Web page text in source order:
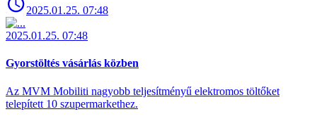
2025.01.25. 07:48
2025.01.25. 07:48
Gyorstöltés vásárlás közben
Az MVM Mobiliti nagyobb teljesítményű elektromos töltőket
telepített 10 szupermarkethez.